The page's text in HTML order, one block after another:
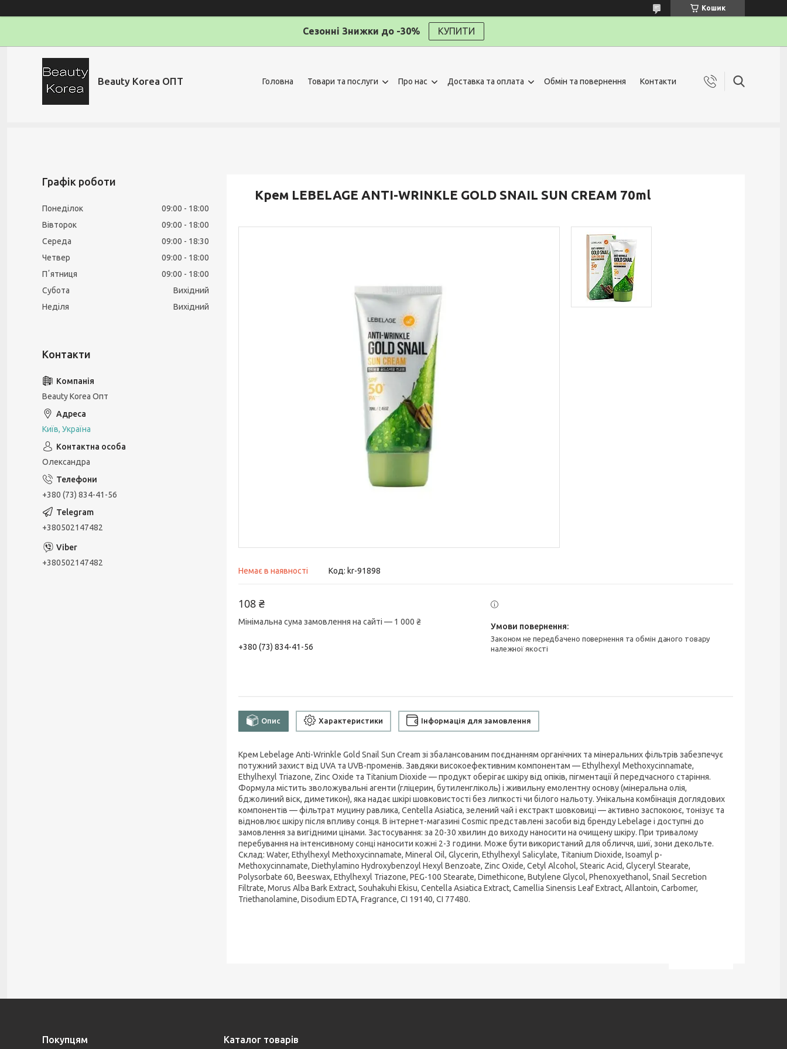
Кошик
Сезонні Знижки до -30% КУПИТИ
Beauty Korea ОПТ Головна Товари та послуги Про нас Доставка та оплата Обмін та повернення Контакти
Крем LEBELAGE ANTI-WRINKLE GOLD SNAIL SUN CREAM 70ml
Немає в наявності Код: kr-91898
108 ₴
Мінімальна сума замовлення на сайті — 1 000 ₴
+380 (73) 834-41-56
Законом не передбачено повернення та обмін даного товару
належної якості
Опис Характеристики Інформація для замовлення
Крем Lebelage Anti-Wrinkle Gold Snail Sun Cream зі збалансованим поєднанням органічних та мінеральних фільтрів забезпечує
потужний захист від UVA та UVB-променів. Завдяки високоефективним компонентам — Ethylhexyl Methoxycinnamate,
Ethylhexyl Triazone, Zinc Oxide та Titanium Dioxide — продукт оберігає шкіру від опіків, пігментації й передчасного старіння.
Формула містить зволожувальні агенти (гліцерин, бутиленгліколь) і живильну емолентну основу (мінеральна олія,
бджолиний віск, диметикон), яка надає шкірі шовковистості без липкості чи білого нальоту. Унікальна комбінація доглядових
компонентів — фільтрат муцину равлика, Centella Asiatica, зелений чай і екстракт шовковиці — активно заспокоює, тонізує та
відновлює шкіру після впливу сонця. В інтернет-магазині Cosmic представлені засоби від бренду Lebelage і доступні до
замовлення за вигідними цінами. Застосування: за 20-30 хвилин до виходу наносити на очищену шкіру. При тривалому
перебування на інтенсивному сонці наносити кожні 2-3 години. Може бути використаний для обличчя, шиї, зони декольте.
Склад: Water, Ethylhexyl Methoxycinnamate, Mineral Oil, Glycerin, Ethylhexyl Salicylate, Titanium Dioxide, Isoamyl p-
Methoxycinnamate, Diethylamino Hydroxybenzoyl Hexyl Benzoate, Zinc Oxide, Cetyl Alcohol, Stearic Acid, Glyceryl Stearate,
Polysorbate 60, Beeswax, Ethylhexyl Triazone, PEG-100 Stearate, Dimethicone, Butylene Glycol, Phenoxyethanol, Snail Secretion
Filtrate, Morus Alba Bark Extract, Souhakuhi Ekisu, Centella Asiatica Extract, Camellia Sinensis Leaf Extract, Allantoin, Carbomer,
Triethanolamine, Disodium EDTA, Fragrance, CI 19140, CI 77480.
Графік роботи
Понеділок 09:00
18:00
Вівторок
09:00
18:00
Середа
09:00
18:30
Четвер
09:00
18:00
Пʼятниця
09:00
18:00
Субота
Вихідний
Неділя
Вихідний
Beauty Korea Опт
Київ, Україна
Олександра
+380 (73) 834-41-56
+380502147482
+380502147482
Покупцям Каталог товарів